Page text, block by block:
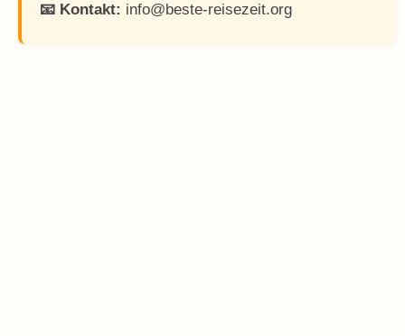
📧 Kontakt: info@beste-reisezeit.org